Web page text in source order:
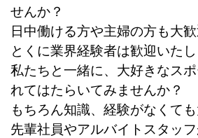
せんか？
日中働ける方や主婦の方も大歓
とくに業界経験者は歓迎いたし
私たちと一緒に、大好きなス
れてはたらいてみませんか？
もちろん知識、経験がなくても
先輩社員やアルバイトスタッ